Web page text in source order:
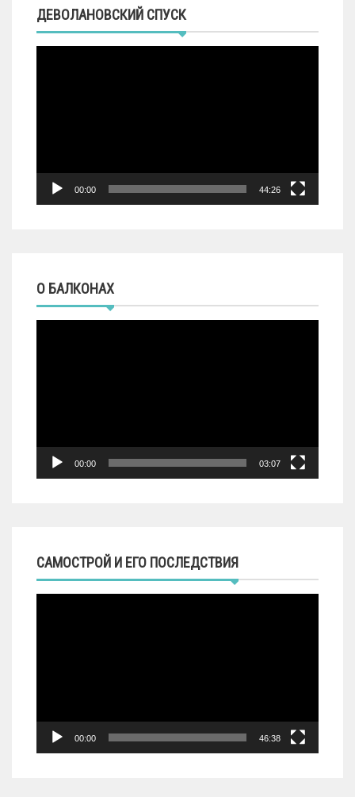
ДЕВОЛАНОВСКИЙ СПУСК
00:00 44:26
О БАЛКОНАХ
00:00 03:07
САМОСТРОЙ И ЕГО ПОСЛЕДСТВИЯ
00:00 46:38